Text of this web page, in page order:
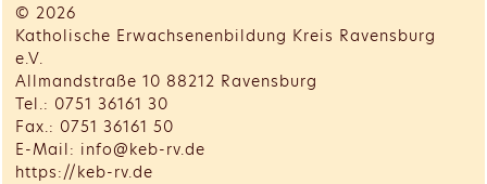
© 2026
Katholische Erwachsenenbildung Kreis Ravensburg
e.V.
Allmandstraße 10 88212 Ravensburg
Tel.: 0751 36161 30
Fax.: 0751 36161 50
E-Mail: info@keb-rv.de
https://keb-rv.de